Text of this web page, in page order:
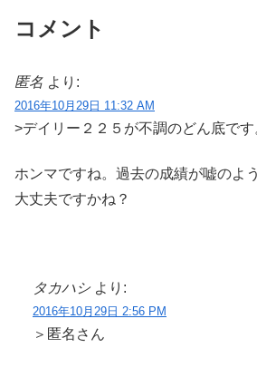
コメント
匿名 より:
2016年10月29日 11:32 AM
>デイリー２２５が不調のどん底です
ホンマですね。過去の成績が嘘のよ
大丈夫ですかね？
タカハシ より:
2016年10月29日 2:56 PM
＞匿名さん